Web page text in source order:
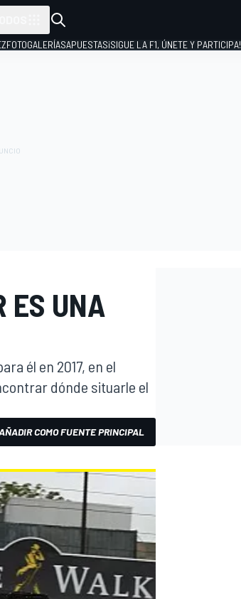
FOTOGALERÍASAPUESTAS¡SIGUE LA F1, ÚNETE Y PARTICIPA!
ES UNA
él en 2017, en el
dónde situarle el
COMO FUENTE PRINCIPAL